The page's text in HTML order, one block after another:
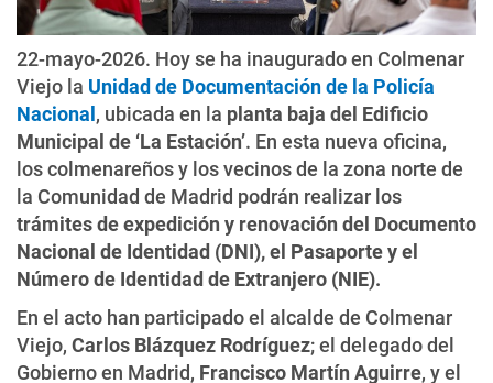
22-mayo-2026. Hoy se ha inaugurado en Colmenar
Viejo la Unidad de Documentación de la Policía
Nacional, ubicada en la planta baja del Edificio
Municipal de ‘La Estación’. En esta nueva oficina,
los colmenareños y los vecinos de la zona norte de
la Comunidad de Madrid podrán realizar los
trámites de expedición y renovación del Documento
Nacional de Identidad (DNI), el Pasaporte y el
Número de Identidad de Extranjero (NIE).
En el acto han participado el alcalde de Colmenar
Viejo, Carlos Blázquez Rodríguez; el delegado del
Gobierno en Madrid, Francisco Martín Aguirre, y el